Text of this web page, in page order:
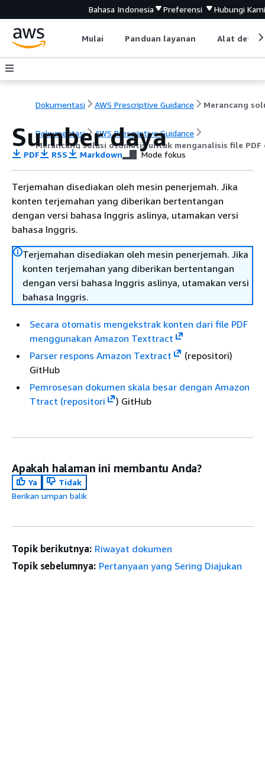
Bahasa Indonesia Preferensi Hubungi Kami
Mulai Panduan layanan Alat
Dokumentasi AWS Prescriptive Guidance
Dokumentasi
AWS Prescriptive Guidance
Merancang solusi otomatis untuk menganalisis file PDF
Sumber daya
PDF RSS Markdown Mode fokus
Terjemahan disediakan oleh mesin penerjemah. Jika
konten terjemahan yang diberikan bertentangan
dengan versi bahasa Inggris aslinya, utamakan versi
bahasa Inggris.
Terjemahan disediakan oleh mesin penerjemah. Jika
konten terjemahan yang diberikan bertentangan
dengan versi bahasa Inggris aslinya, utamakan versi
bahasa Inggris.
Secara otomatis mengekstrak konten dari file PDF
menggunakan Amazon Texttract
Parser respons Amazon Textract
(repositori)
GitHub
Pemrosesan dokumen skala besar dengan Amazon
Ttract (repositori
) GitHub
Apakah halaman ini membantu Anda?
Ya
Tidak
Berikan umpan balik
Topik berikutnya: Riwayat dokumen
Topik sebelumnya: Pertanyaan yang Sering Diajukan